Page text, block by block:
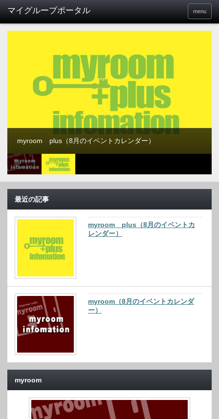
menu
myroom plus（8月のイベントカレンダー）
最近の記事
myroom plus（8月のイベントカ
レンダー）
myroom（8月のイベントカレンダ
ー）
myroom